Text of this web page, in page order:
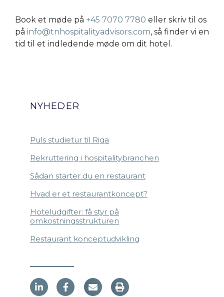
Book et møde på +45 7070 7780 eller skriv til os
på info@tnhospitalityadvisors.com, så finder vi en
tid til et indledende møde om dit hotel.
NYHEDER
Puls studietur til Riga
Rekruttering i hospitalitybranchen
Sådan starter du en restaurant
Hvad er et restaurantkoncept?
Hoteludgifter: få styr på
omkostningsstrukturen
Restaurant konceptudvikling
L
i
F
a